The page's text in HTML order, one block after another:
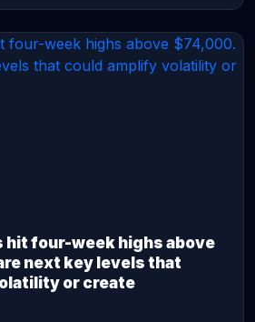
hit four-week highs above
next key levels that
or create